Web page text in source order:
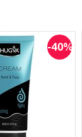
-40%